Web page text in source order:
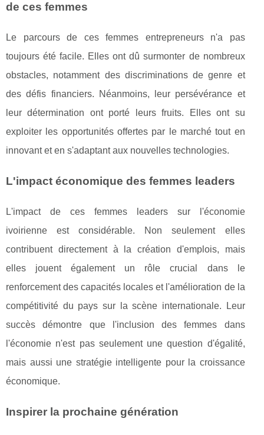
de ces femmes
Le parcours de ces femmes entrepreneurs n'a pas
toujours été facile. Elles ont dû surmonter de nombreux
obstacles, notamment des discriminations de genre et
des défis financiers. Néanmoins, leur persévérance et
leur détermination ont porté leurs fruits. Elles ont su
exploiter les opportunités offertes par le marché tout en
innovant et en s'adaptant aux nouvelles technologies.
L'impact économique des femmes leaders
L'impact de ces femmes leaders sur l'économie
ivoirienne est considérable. Non seulement elles
contribuent directement à la création d'emplois, mais
elles jouent également un rôle crucial dans le
renforcement des capacités locales et l'amélioration de la
compétitivité du pays sur la scène internationale. Leur
succès démontre que l'inclusion des femmes dans
l'économie n'est pas seulement une question d'égalité,
mais aussi une stratégie intelligente pour la croissance
économique.
Inspirer la prochaine génération